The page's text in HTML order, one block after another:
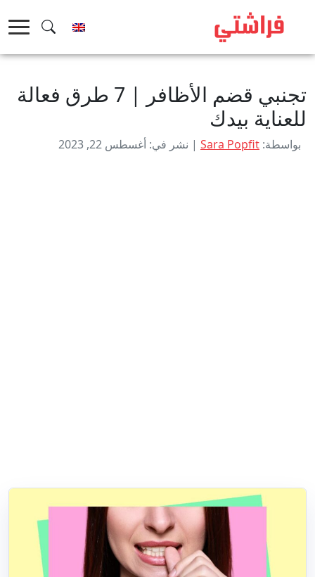
تجنبي قضم الأظافر | 7 طرق فعالة
للعناية بيدك
بواسطة: Sara Popfit | نشر في: أغسطس 22, 2023